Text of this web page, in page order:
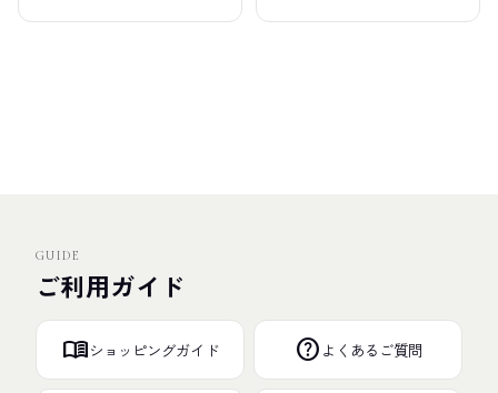
GUIDE
ご利用ガイド
menu_bookショッピングガイド help よくあるご質問